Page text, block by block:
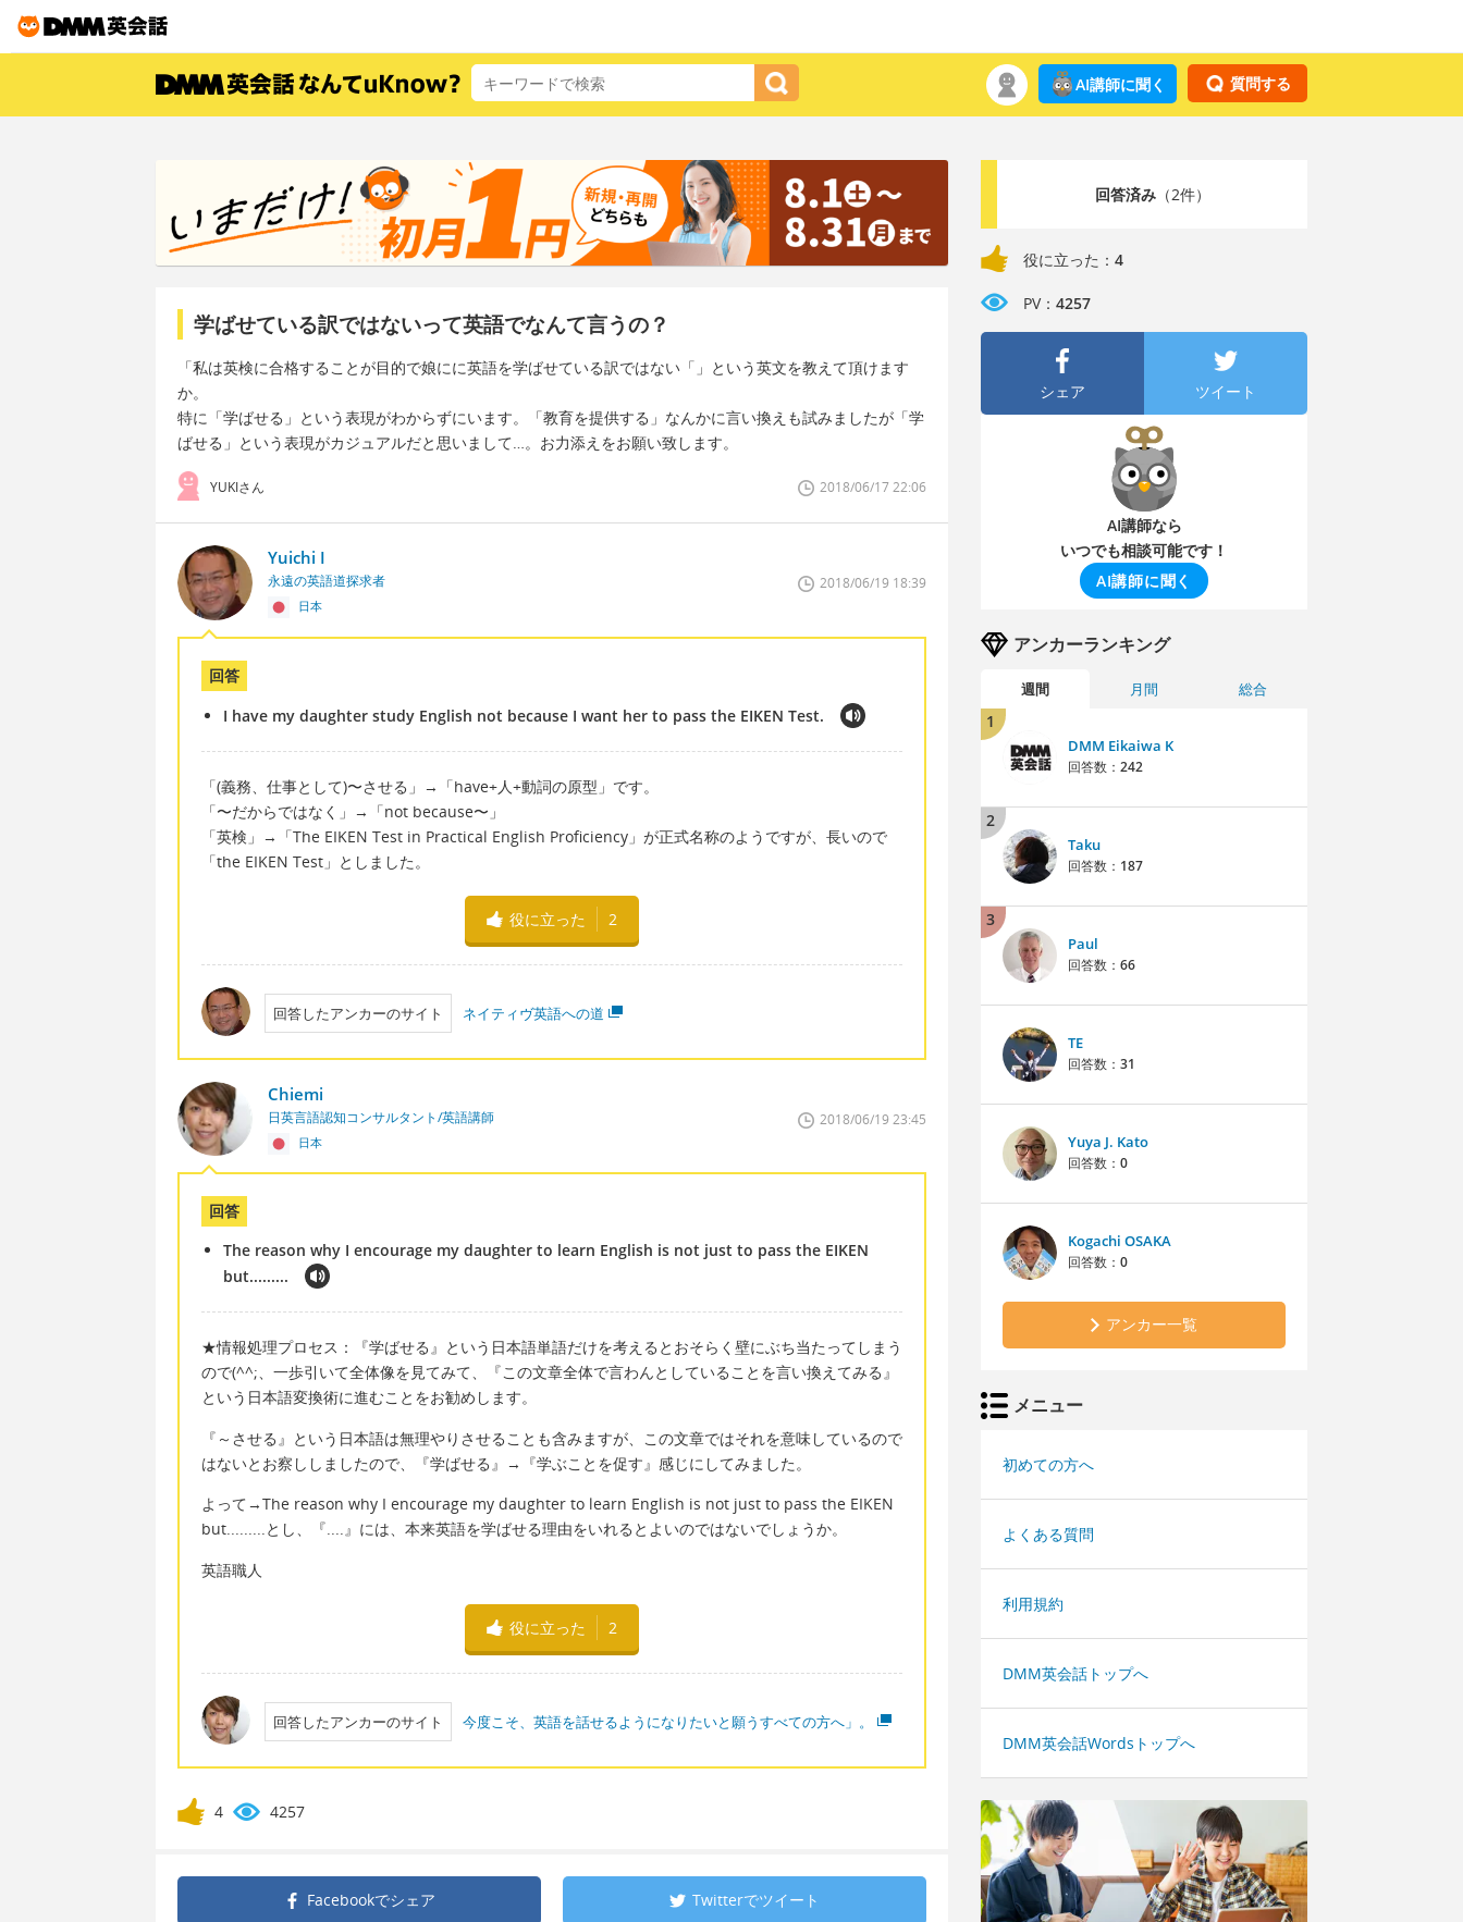
質問する
AI講師に聞く
学ばせている訳ではないって英語でなんて言うの？
「私は英検に合格することが目的で娘にに英語を学ばせている訳ではない「」という英文を教えて頂けます
か。
特に「学ばせる」という表現がわからずにいます。「教育を提供する」なんかに言い換えも試みましたが「学
ばせる」という表現がカジュアルだと思いまして…。お力添えをお願い致します。
YUKIさん 2018/06/17 22:06
Yuichi I
永遠の英語道探求者
日本
2018/06/19 18:39
回答
I have my daughter study English not because I want her to pass the EIKEN Test.
「(義務、仕事として)〜させる」→「have+人+動詞の原型」です。
「〜だからではなく」→「not because〜」
「英検」→「The EIKEN Test in Practical English Proficiency」が正式名称のようですが、長いので
「the EIKEN Test」としました。
役に立った 2
回答したアンカーのサイト ネイティヴ英語への道
Chiemi
日英言語認知コンサルタント/英語講師
日本
2018/06/19 23:45
回答
The reason why I encourage my daughter to learn English is not just to pass the EIKEN
but.........
★情報処理プロセス：『学ばせる』という日本語単語だけを考えるとおそらく壁にぶち当たってしまう
ので(^^;、一歩引いて全体像を見てみて、『この文章全体で言わんとしていることを言い換えてみる』
という日本語変換術に進むことをお勧めします。
『～させる』という日本語は無理やりさせることも含みますが、この文章ではそれを意味しているので
はないとお察ししましたので、『学ばせる』→『学ぶことを促す』感じにしてみました。
よって→The reason why I encourage my daughter to learn English is not just to pass the EIKEN
but.........とし、『....』には、本来英語を学ばせる理由をいれるとよいのではないでしょうか。
英語職人
役に立った 2
回答したアンカーのサイト 今度こそ、英語を話せるようになりたいと願うすべての方へ」。
4 4257
Facebookでシェア Twitterでツイート
回答済み（2件）
役に立った： 4
PV： 4257
シェア ツイート
AI講師なら
いつでも相談可能です！
AI講師に聞く
アンカーランキング
週間 月間 総合
1
DMM Eikaiwa K
回答数： 242
2
Taku
回答数： 187
3
Paul
回答数： 66
TE
回答数： 31
Yuya J. Kato
回答数： 0
Kogachi OSAKA
回答数： 0
アンカー一覧
メニュー
初めての方へ
よくある質問
利用規約
DMM英会話トップへ
DMM英会話Wordsトップへ